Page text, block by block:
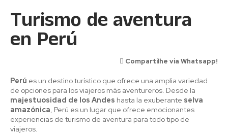
Turismo de aventura
en Perú
Compartilhe via Whatsapp!
Perú es un destino turístico que ofrece una amplia variedad
de opciones para los viajeros más aventureros. Desde la
majestuosidad de los Andes hasta la exuberante selva
amazónica, Perú es un lugar que ofrece emocionantes
experiencias de turismo de aventura para todo tipo de
viajeros.